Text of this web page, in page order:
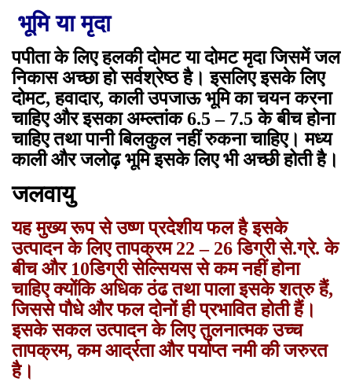
भूमि या मृदा
पपीता के लिए हलकी दोमट या दोमट मृदा जिसमें जल
निकास अच्छा हो सर्वश्रेष्ठ है। इसलिए इसके लिए
दोमट, हवादार, काली उपजाऊ भूमि का चयन करना
चाहिए और इसका अम्ल्तांक 6.5 – 7.5 के बीच होना
चाहिए तथा पानी बिलकुल नहीं रुकना चाहिए। मध्य
काली और जलोढ़ भूमि इसके लिए भी अच्छी होती है।
जलवायु
यह मुख्य रूप से उष्ण प्रदेशीय फल है इसके
उत्पादन के लिए तापक्रम 22 – 26 डिग्री से.ग्रे. के
बीच और 10डिग्री सेल्सियस से कम नहीं होना
चाहिए क्योंकि अधिक ठंढ तथा पाला इसके शत्रु हैं,
जिससे पौधे और फल दोनों ही प्रभावित होती हैं।
इसके सकल उत्पादन के लिए तुलनात्मक उच्च
तापक्रम, कम आर्द्रता और पर्याप्त नमी की जरुरत
है।